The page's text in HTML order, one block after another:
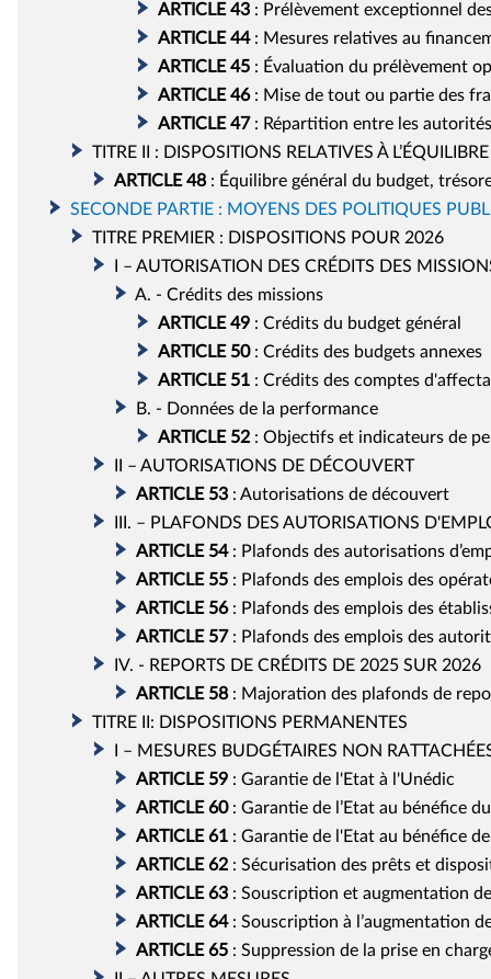
ARTICLE 43 : Prélèvement exceptionnel
ARTICLE 44: Mesures relatives au
ARTICLE 45 : Évaluation du prélèvement
ARTICLE 46: Mise de tout ou partie des
ARTICLE 47: Répartition entre les
TITRE II : DISPOSITIONS RELATIVES À
ARTICLE 48: Équilibre général du budget,
SECONDE PARTIE : MOYENS DES POLITIQUES
TITRE PREMIER : DISPOSITIONS POUR 2026
I – AUTORISATION DES CRÉDITS DES
A. - Crédits des missions
ARTICLE 49 : Crédits du budget général
ARTICLE 50: Crédits des budgets annexes
ARTICLE 51 : Crédits des comptes
B. - Données de la performance
ARTICLE 52 : Objectifs et indicateurs de
II – AUTORISATIONS DE DÉCOUVERT
ARTICLE 53 : Autorisations de découvert
III. – PLAFONDS DES AUTORISATIONS
ARTICLE 54: Plafonds des autorisations
ARTICLE 55 : Plafonds des emplois des
ARTICLE 56: Plafonds des emplois des
ARTICLE 57: Plafonds des emplois des
IV. - REPORTS DE CRÉDITS DE 2025 SUR 2026
ARTICLE 58: Majoration des plafonds de
TITRE II: DISPOSITIONS PERMANENTES
I – MESURES BUDGÉTAIRES NON
ARTICLE 59 : Garantie de l'Etat à l'Unédic
ARTICLE 60: Garantie de l’Etat au bénéfice
ARTICLE 61 : Garantie de l'Etat au bénéfice
ARTICLE 62 : Sécurisation des prêts et
ARTICLE 63 : Souscription et augmentation
ARTICLE 64: Souscription à l’augmentation
ARTICLE 65 : Suppression de la prise en